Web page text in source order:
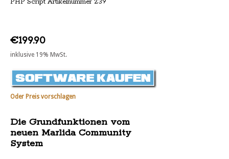
PHP Script Artikelnummer 239
€199.90
inklusive 19% MwSt.
Oder Preis vorschlagen
Die Grundfunktionen vom
neuen Marlida Community
System